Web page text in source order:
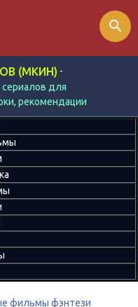
(МКИН) -
для
рекомендации
search
фильмы фэнтези